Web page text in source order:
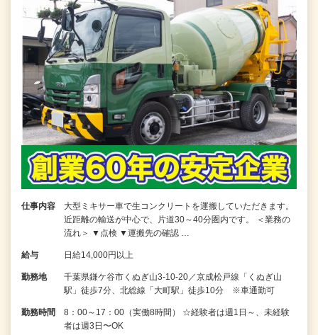
仕事内容
大型ミキサー車で生コンクリートを運搬していただきます。
近距離の輸送が中心で、片道30～40分圏内です。 ＜業務の
流れ＞ ▼点検 ▼運搬先の確認 …
給与 日給14,000円以上
勤務地
千葉県鎌ケ谷市くぬぎ山3-10-20／京成松戸線「くぬぎ山
駅」徒歩7分、北総線「大町駅」徒歩10分 ※車通勤可
勤務時間
8：00～17：00（実働8時間） ☆経験者は週1日～、未経験
者は週3日〜OK